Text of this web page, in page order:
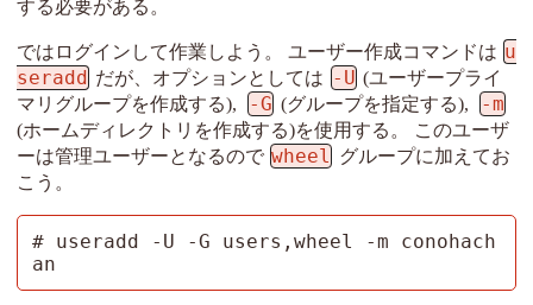
する必要がある。
ではログインして作業しよう。 ユーザー作成コマンドは u
seradd だが、オプションとしては -U (ユーザープライ
マリグループを作成する),
-G (グループを指定する), -m
(ホームディレクトリを作成する)を使用する。 このユーザ
ーは管理ユーザーとなるので wheel グループに加えてお
こう。
# useradd -U -G users,wheel -m conohach
an